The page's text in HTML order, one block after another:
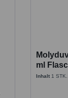
ml
Inhalt 1 STK.